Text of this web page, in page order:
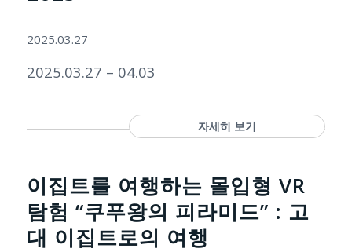
2025.03.27
2025.03.27 – 04.03
자세히 보기
이집트를 여행하는 몰입형 VR
탐험 “쿠푸왕의 피라미드” : 고
대 이집트로의 여행